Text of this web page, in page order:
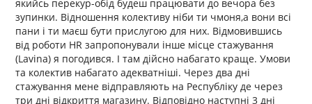
якийсь перекур-обід будеш працювати до вечора без
зупинки. Відношення колективу ніби ти чмоня,а вони всі
пани і ти маєш бути прислугою для них. Відмовившись
від роботи HR запропонували інше місце стажування
(Lavina) я погодився. І там дійсно набагато краще. Умови
та колектив набагато адекватніші. Через два дні
стажування мене відправляють на Республіку де через
три дні відкриття магазину. Відповідно наступні 3 дні